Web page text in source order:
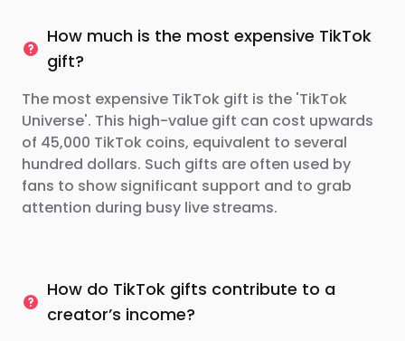
How much is the most expensive TikTok
gift?
The most expensive TikTok gift is the 'TikTok
Universe'. This high-value gift can cost upwards
of 45,000 TikTok coins, equivalent to several
hundred dollars. Such gifts are often used by
fans to show significant support and to grab
attention during busy live streams.
How do TikTok gifts contribute to a
creator’s income?